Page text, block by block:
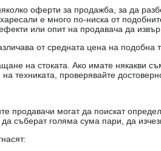
оферти за продажба, за да
е много по-ниска от
или опит на продавача да
от средната цена на подобна
на стоката. Ако имате някакви
техниката, проверявайте
продавачи могат да поискат
съберат голяма сума пари, да